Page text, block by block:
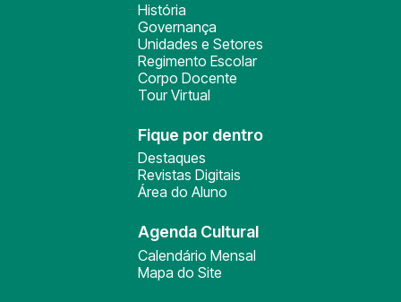
História
Governança
Unidades e Setores
Regimento Escolar
Corpo Docente
Tour Virtual
Fique por dentro
Destaques
Revistas Digitais
Área do Aluno
Agenda Cultural
Calendário Mensal
Mapa do Site